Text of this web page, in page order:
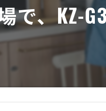
で、KZ-